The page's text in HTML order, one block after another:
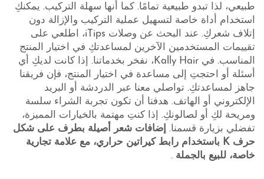
طبيعي، لذا تبدو طبيعية تمامًا. كما أنها سهلة التركيب. يمكنكِ
استخدام أداة خاصة لتسهيل عملية التركيب والإزالة دون
إتلاف شعركِ. عند البحث عن وصلات iTips، اطلعي على
تقييمات المستخدمين الآخرين لمساعدتكِ في اختيار المنتج
المناسب. في Kally Hair، نفخر بخدماتنا. إذا كانت لديكِ أي
أسئلة أو احتجتِ إلى مساعدة في اختيار المنتج، فإن فريقنا
جاهز لمساعدتكِ. تواصلي معنا عبر الدردشة أو البريد
الإلكتروني أو الهاتف. هدفنا أن تكون تجربة الشراء سلسة
ومريحة لكِ أو لصالونكِ. إذا كنتِ مهتمة بالخيارات المميزة،
تفضلي بزيارة قسمنا. إضافات شعر أصيلة بطرف على شكل
حرف K باستخدام رابط كيراتين حراري، مع علامة تجارية
خاصة، للبيع بالجملة .